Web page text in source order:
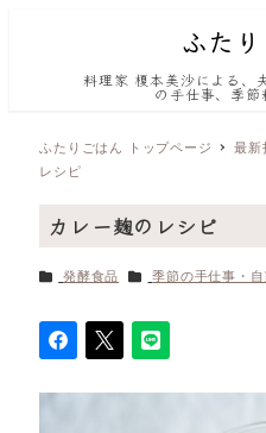
料理家 榎本美沙による、
の手仕事、季
ふたりごはん トップページ 最新
レシピ
カレー麹のレシピ
カテゴリー
発酵食品 カテゴリー
季節の手仕事・